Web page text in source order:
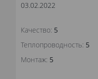
03.02.2022
Качество: 5
Теплопроводность: 5
Монтаж: 5